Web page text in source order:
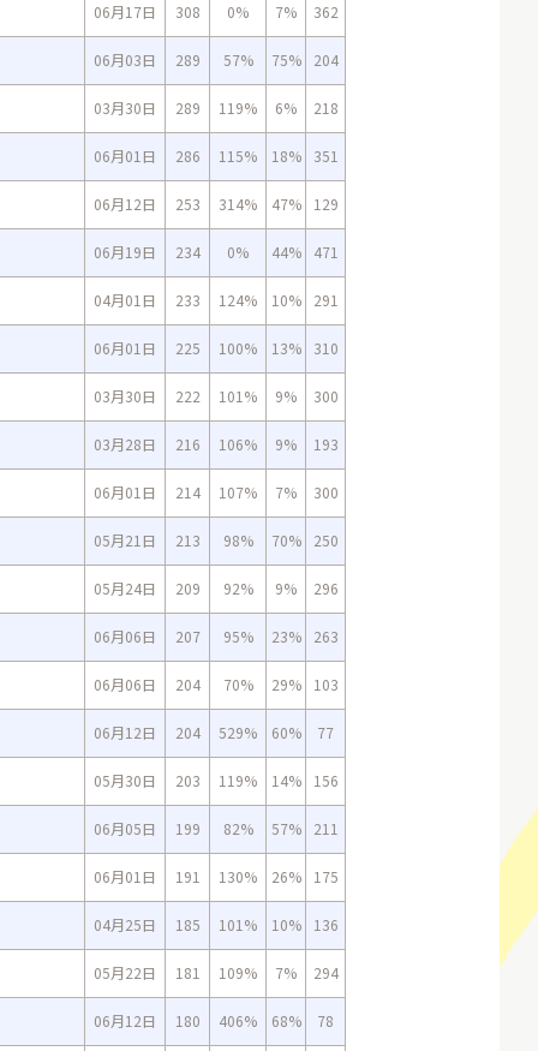
06月17日 308 0% 7% 362
06月03日 289 57% 75% 204
03月30日 289 119% 6% 218
06月01日 286 115% 18% 351
06月12日 253 314% 47% 129
06月19日 234 0% 44% 471
04月01日 233 124% 10% 291
06月01日 225 100% 13% 310
03月30日 222 101% 9% 300
03月28日 216 106% 9% 193
06月01日 214 107% 7% 300
05月21日 213 98% 70% 250
05月24日 209 92% 9% 296
06月06日 207 95% 23% 263
06月06日 204 70% 29% 103
06月12日 204 529% 60% 77
05月30日 203 119% 14% 156
06月05日 199 82% 57% 211
06月01日 191 130% 26% 175
04月25日 185 101% 10% 136
05月22日 181 109% 7% 294
06月12日 180 406% 68% 78